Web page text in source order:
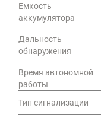
Емкость
аккумулятора
Дальность
обнаружения
Время автономной
работы
Тип сигнализации